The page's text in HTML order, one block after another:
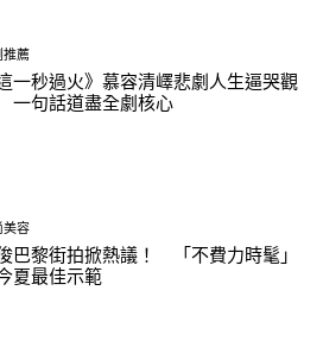
推薦
這一秒過火》慕容清嶧悲劇人生逼哭觀
句話道盡全劇核心
美容
巴黎街拍掀熱議！ 「不費力時髦」
夏最佳示範